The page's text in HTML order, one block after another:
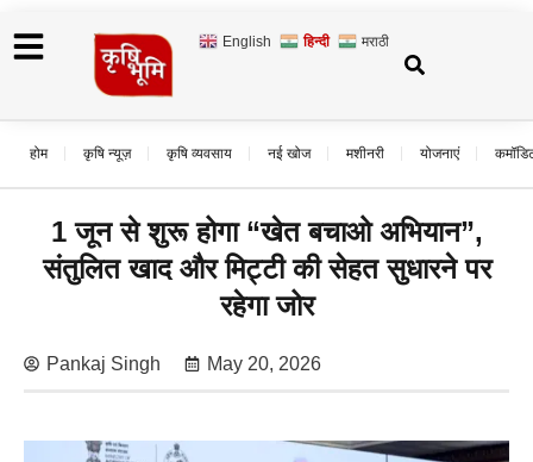
English हिन्दी मराठी
होम कृषि न्यूज़ कृषि व्यवसाय नई खोज मशीनरी योजनाएं
1 जून से शुरू होगा “खेत बचाओ अभियान”,
संतुलित खाद और मिट्टी की सेहत सुधारने पर
रहेगा जोर
Pankaj Singh May 20, 2026